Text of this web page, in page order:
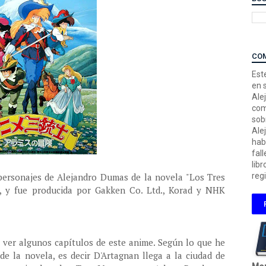
de Alejandro Dumas de la novela "Los Tres
y fue producida por Gakken Co. Ltd., Korad y NHK
algunos capítulos de este anime. Según lo que he
la novela, es decir D'Artagnan llega a la ciudad de
en